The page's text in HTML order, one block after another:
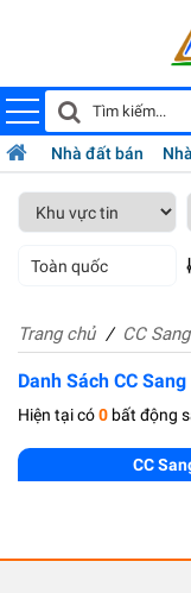
Nhà đất bán
Toàn quốc
Trang chủ CC
Danh Sách CC
Hiện tại có0 bất động
CC